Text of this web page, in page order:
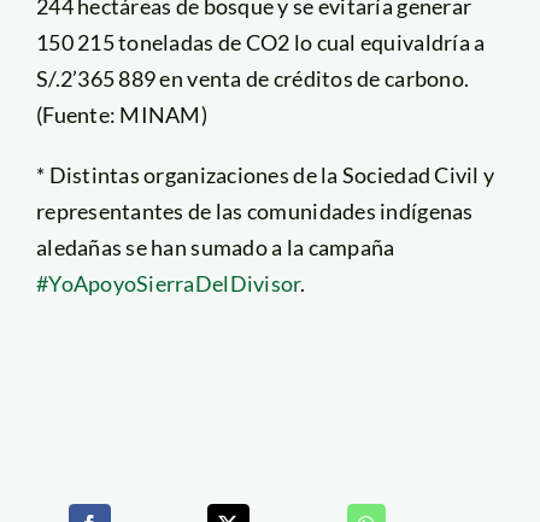
244 hectáreas de bosque y se evitaría generar
150 215 toneladas de CO2 lo cual equivaldría a
S/.2’365 889 en venta de créditos de carbono.
(Fuente: MINAM)
* Distintas organizaciones de la Sociedad Civil y
representantes de las comunidades indígenas
aledañas se han sumado a la campaña
#YoApoyoSierraDelDivisor.